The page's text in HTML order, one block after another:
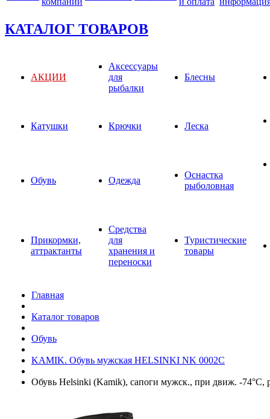
КАТАЛОГ ТОВАРОВ
АКЦИИ
Аксессуары
для
рыбалки
Блесны
Катушки Крючки Леска
Обувь Одежда
Оснастка
рыболовная
Прикормки,
аттрактанты
Средства
для
хранения и
переноски
Туристические
товары
Главная
Каталог товаров
Обувь
KAMIK. Обувь мужская HELSINKI NK 0002C
Обувь Helsinki (Kamik), cапоги мужск., при движ. -74°C,